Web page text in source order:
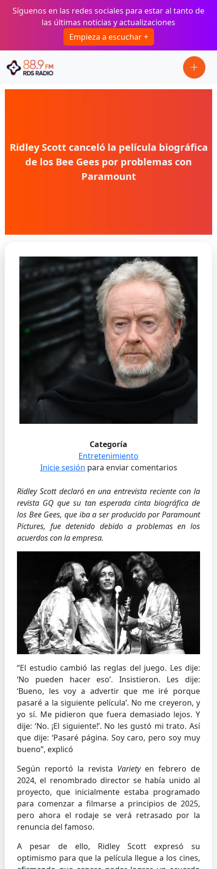
Pasar al contenido principal
Síguenos en las redes sociales para estar al tanto de
las últimas noticias y actualizaciones
Empieza a escuchar +
Ridley Scott canceló la película biográfica
de los Bee Gees por problemas con
Paramount
Categoría
Entretenimiento
Inicie sesión para enviar comentarios
Ridley Scott declaró en una entrevista reciente con la
revista GQ que su tan esperada cinta biográfica de
los Bee Gees, que iba a ser producido por Paramount
Pictures, fue detenido debido a problemas en los
acuerdos con la empresa.
“El estudio cambió las reglas del juego. Les dije:
‘No pueden hacer eso’. Insistieron. Les dije:
‘Bueno, les voy a advertir que me iré porque
pasaré a la siguiente película’. No me creyeron, y
yo sí. Me pidieron que fuera demasiado lejos. Y
dije: ‘No. ¡El siguiente!’. No les gustó mi trato. Así
que dije: ‘Pasaré página. Soy caro, pero soy muy
bueno”, explicó
Según reportó la revista Varietyen febrero de
2024, el renombrado director se había unido al
proyecto, que inicialmente estaba programado
para comenzar a filmarse a principios de 2025,
pero ahora el rodaje se verá retrasado por la
renuncia del famoso.
A pesar de ello, Ridley Scott expresó su
optimismo para que la película llegue a los cines,